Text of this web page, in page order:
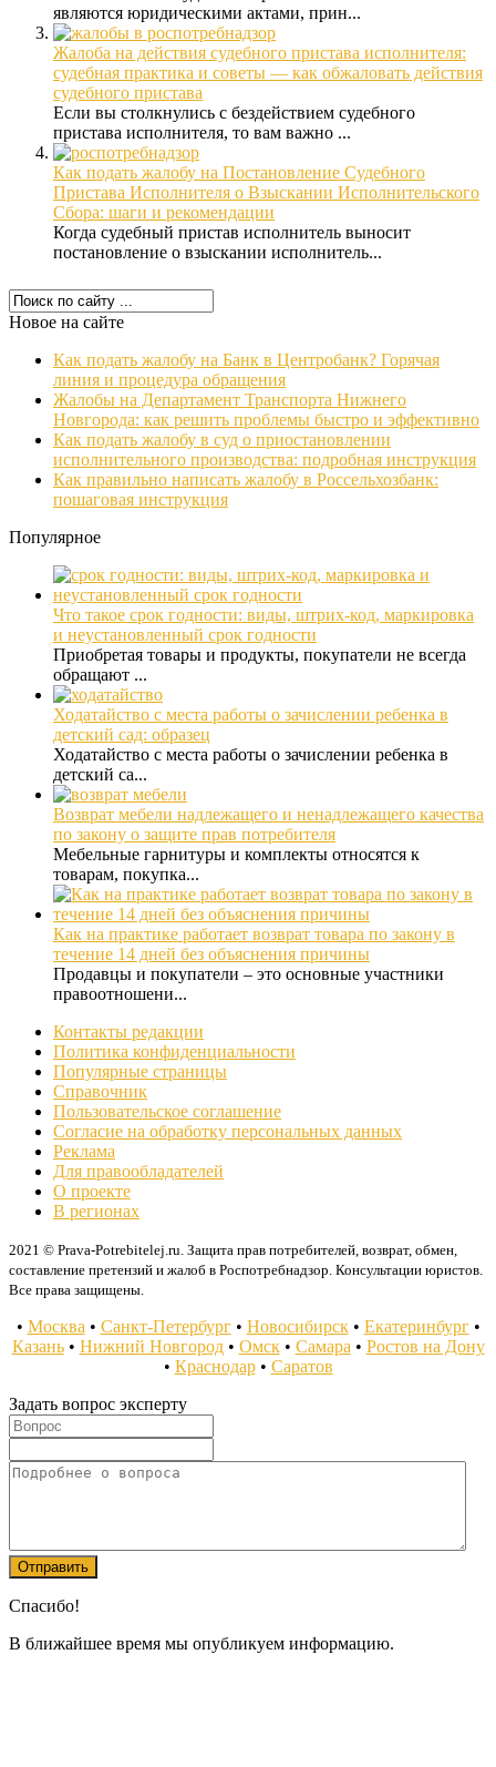
являются юридическими актами, прин...
Жалоба на действия судебного пристава исполнителя:
судебная практика и советы — как обжаловать действия
судебного пристава
Если вы столкнулись с бездействием судебного
пристава исполнителя, то вам важно ...
Как подать жалобу на Постановление Судебного
Пристава Исполнителя о Взыскании Исполнительского
Сбора: шаги и рекомендации
Когда судебный пристав исполнитель выносит
постановление о взыскании исполнитель...
Новое на сайте
Как подать жалобу на Банк в Центробанк? Горячая
линия и процедура обращения
Жалобы на Департамент Транспорта Нижнего
Новгорода: как решить проблемы быстро и эффективно
Как подать жалобу в суд о приостановлении
исполнительного производства: подробная инструкция
Как правильно написать жалобу в Россельхозбанк:
пошаговая инструкция
Популярное
Что такое срок годности: виды, штрих-код, маркировка
и неустановленный срок годности
Приобретая товары и продукты, покупатели не всегда
обращают ...
Ходатайство с места работы о зачислении ребенка в
детский сад: образец
Ходатайство с места работы о зачислении ребенка в
детский са...
Возврат мебели надлежащего и ненадлежащего качества
по закону о защите прав потребителя
Мебельные гарнитуры и комплекты относятся к
товарам, покупка...
Как на практике работает возврат товара по закону в
течение 14 дней без объяснения причины
Продавцы и покупатели – это основные участники
правоотношени...
Контакты редакции
Политика конфиденциальности
Популярные страницы
Справочник
Пользовательское соглашение
Согласие на обработку персональных данных
Реклама
Для правообладателей
О проекте
В регионах
2021 © Prava-Potrebitelej.ru. Защита прав потребителей, возврат, обмен,
составление претензий и жалоб в Роспотребнадзор. Консультации юристов.
Все права защищены.
• Москва • Санкт-Петербург• Новосибирск• Екатеринбург•
Казань• Нижний Новгород• Омск• Самара • Ростов на Дону
• Краснодар• Саратов
Задать вопрос эксперту
Спасибо!
В ближайшее время мы опубликуем информацию.